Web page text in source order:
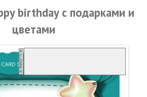
birthday с подарками и
цветами